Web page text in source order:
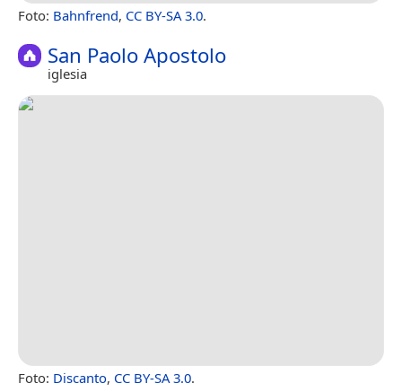
Foto: Bahnfrend, CC BY-SA 3.0.
San Paolo Apostolo
iglesia
Foto: Discanto, CC BY-SA 3.0.